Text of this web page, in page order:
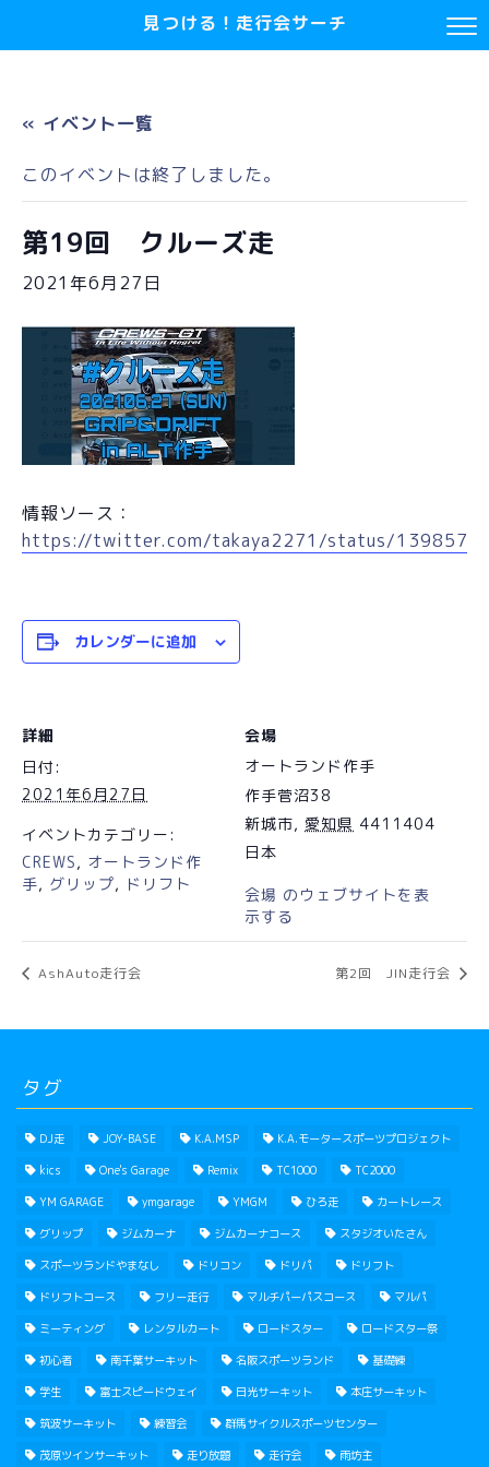
見つける！走行会サーチ
« イベント一覧
このイベントは終了しました。
第19回 クルーズ走
2021年6月27日
情報ソース：
https://twitter.com/takaya2271/status/
カレンダーに追加
詳細
日付:
2021年6月27日
イベントカテゴリー:
CREWS, オートランド作
手, グリップ, ドリフト
会場
オートランド作手
作手菅沼38
新城市, 愛知県 4411404
日本
会場 のウェブサイトを表
示する
AshAuto走行会 第2回 JIN走行会
タグ
DJ走 JOY-BASE K.A.MSP K.A.モータースポーツプロジェクト
kics One's Garage Remix TC1000 TC2000
YM GARAGE ymgarage YMGM ひろ走 カートレース
グリップ ジムカーナ ジムカーナコース スタジオいたさん
スポーツランドやまなし ドリコン ドリパ ドリフト
ドリフトコース フリー走行 マルチパーパスコース マルパ
ミーティング レンタルカート ロードスター ロードスター祭
初心者 南千葉サーキット 名阪スポーツランド 基礎練
学生 富士スピードウェイ 日光サーキット 本庄サーキット
筑波サーキット 練習会 群馬サイクルスポーツセンター
茂原ツインサーキット 走り放題 走行会 雨坊主